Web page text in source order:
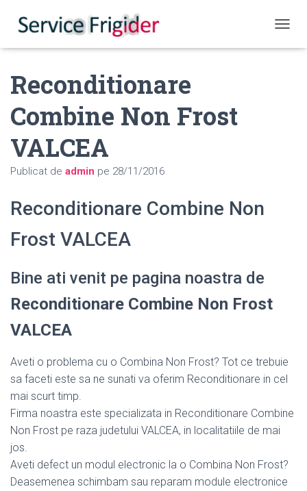
Reconditionare
Combine Non Frost
VALCEA
Publicat de admin pe 28/11/2016
Reconditionare Combine Non
Frost VALCEA
Bine ati venit pe pagina noastra de
Reconditionare Combine Non Frost
VALCEA
Aveti o problema cu o Combina Non Frost? Tot ce trebuie
sa faceti este sa ne sunati va oferim Reconditionare in cel
mai scurt timp.
Firma noastra este specializata in Reconditionare Combine
Non Frost pe raza judetului VALCEA, in localitatiile de mai
jos.
Aveti defect un modul electronic la o Combina Non Frost?
Deasemenea schimbam sau reparam module electronice